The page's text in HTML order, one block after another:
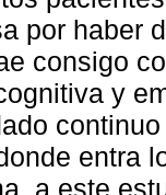
por haber
consigo
y
entra